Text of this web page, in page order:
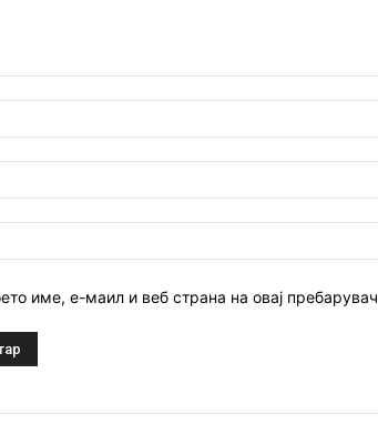
име, е-маил и веб страна на овај пребарувач